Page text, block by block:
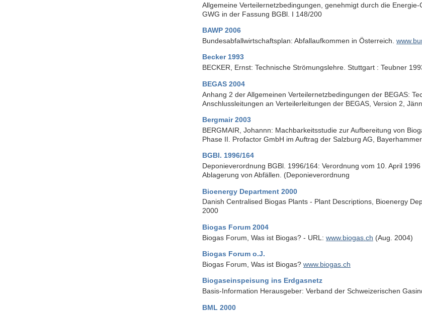
Allgemeine Verteilernetzbedingungen, genehmigt durch die
GWG in der Fassung BGBl. I 148/200
BAWP 2006
Bundesabfallwirtschaftsplan: Abfallaufkommen in Österreich.
Becker 1993
BECKER, Ernst: Technische Strömungslehre. Stuttgart : Teubner
BEGAS 2004
Anhang 2 der Allgemeinen Verteilernetzbedingungen der BEGAS:
Anschlussleitungen an Verteilerleitungen der BEGAS, Version 2,
Bergmair 2003
BERGMAIR, Johannn: Machbarkeitsstudie zur Aufbereitung von
Phase II. Profactor GmbH im Auftrag der Salzburg AG,
BGBl. 1996/164
Deponieverordnung BGBl. 1996/164: Verordnung vom 10. April
Ablagerung von Abfällen. (Deponieverordnung
Bioenergy Department 2000
Danish Centralised Biogas Plants - Plant Descriptions, Bioenergy
2000
Biogas Forum 2004
Biogas Forum, Was ist Biogas? - URL: www.biogas.ch (Aug. 2004)
Biogas Forum o.J.
Biogas Forum, Was ist Biogas? www.biogas.ch
Biogaseinspeisung ins Erdgasnetz
Basis-Information Herausgeber: Verband der Schweizerischen
BML 2000